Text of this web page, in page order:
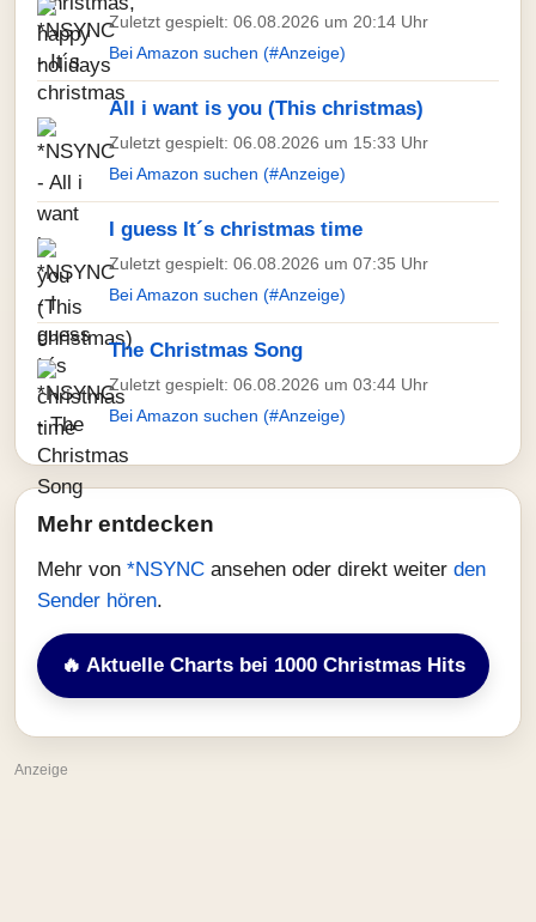
Zuletzt gespielt: 06.08.2026 um 20:14 Uhr
Bei Amazon suchen (#Anzeige)
All i want is you (This christmas)
Zuletzt gespielt: 06.08.2026 um 15:33 Uhr
Bei Amazon suchen (#Anzeige)
I guess It´s christmas time
Zuletzt gespielt: 06.08.2026 um 07:35 Uhr
Bei Amazon suchen (#Anzeige)
The Christmas Song
Zuletzt gespielt: 06.08.2026 um 03:44 Uhr
Bei Amazon suchen (#Anzeige)
Mehr entdecken
Mehr von *NSYNC ansehen oder direkt weiter den
Sender hören.
🔥 Aktuelle Charts bei 1000 Christmas Hits
Anzeige